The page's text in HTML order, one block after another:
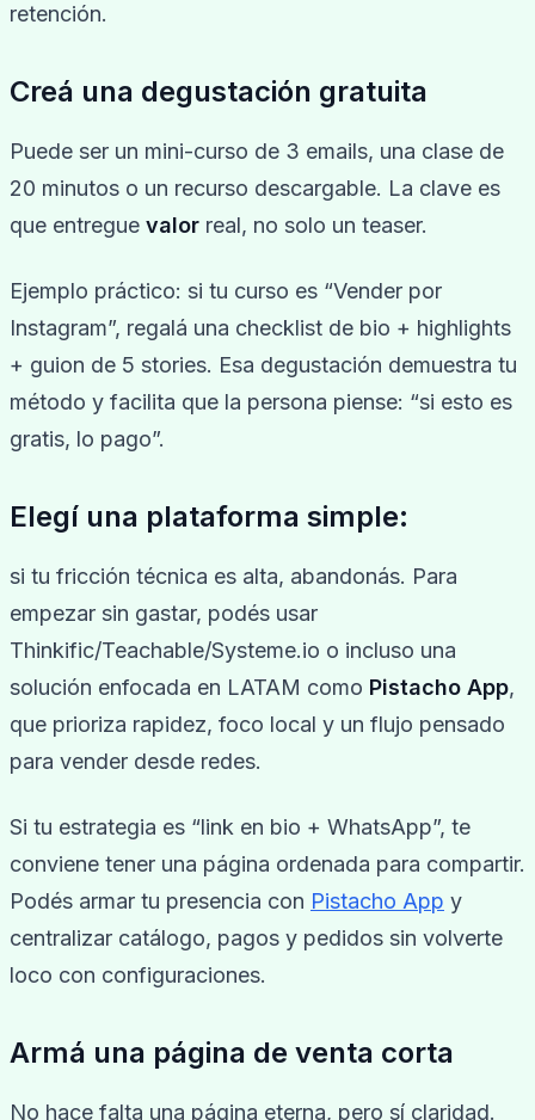
retención.
Creá una degustación gratuita
Puede ser un mini-curso de 3 emails, una clase de
20 minutos o un recurso descargable. La clave es
que entregue valor real, no solo un teaser.
Ejemplo práctico: si tu curso es “Vender por
Instagram”, regalá una checklist de bio + highlights
+ guion de 5 stories. Esa degustación demuestra tu
método y facilita que la persona piense: “si esto es
gratis, lo pago”.
Elegí una plataforma simple:
si tu fricción técnica es alta, abandonás. Para
empezar sin gastar, podés usar
Thinkific/Teachable/Systeme.io o incluso una
solución enfocada en LATAM como Pistacho App,
que prioriza rapidez, foco local y un flujo pensado
para vender desde redes.
Si tu estrategia es “link en bio + WhatsApp”, te
conviene tener una página ordenada para compartir.
Podés armar tu presencia con Pistacho App y
centralizar catálogo, pagos y pedidos sin volverte
loco con configuraciones.
Armá una página de venta corta
No hace falta una página eterna, pero sí claridad.